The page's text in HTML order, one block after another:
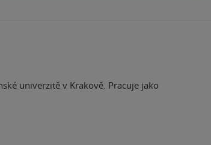
univerzitě v Krakově. Pracuje jako